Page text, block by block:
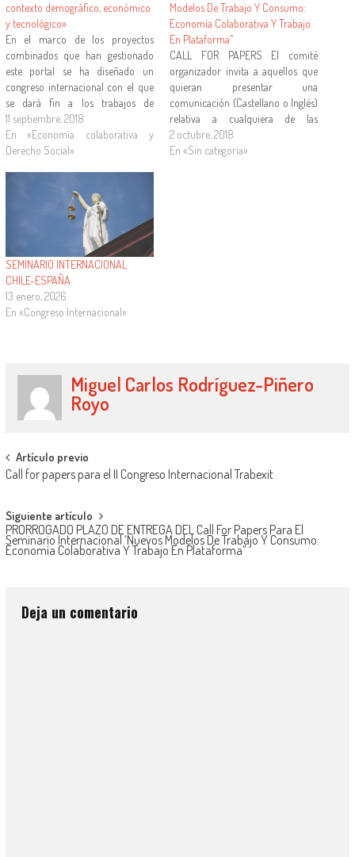
contexto demográfico, económico
y tecnológico»
En el marco de los proyectos
combinados que han gestionado
este portal se ha diseñado un
congreso internacional con el que
se dará fin a los trabajos de
investigación y se presentarán sus
resultados. Bajo el título de
"Instrumentos normativos para la
11 septiembre, 2018
En «Economía colaborativa y
Derecho Social»
Modelos De Trabajo Y Consumo:
Economía Colaborativa Y Trabajo
En Plataforma”
CALL FOR PAPERS El comité
organizador invita a aquellos que
quieran presentar una
comunicación (Castellano o Inglés)
relativa a cualquiera de las
materias relacionadas con el
Congreso a enviar, antes del 18 de
2 octubre, 2018
En «Sin categoría»
SEMINARIO INTERNACIONAL
CHILE-ESPAÑA
13 enero, 2026
En «Congreso Internacional»
Miguel Carlos Rodríguez-Piñero
Royo
Artículo previo
Call for papers para el II Congreso Internacional Trabexit
Siguiente artículo
PRORROGADO PLAZO DE ENTREGA DEL Call For Papers Para El
Seminario Internacional ‘Nuevos Modelos De Trabajo Y Consumo:
Economía Colaborativa Y Trabajo En Plataforma”
Deja un comentario